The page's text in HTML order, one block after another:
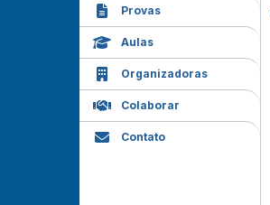
Provas
Aulas
Organizadoras
Colaborar
Contato